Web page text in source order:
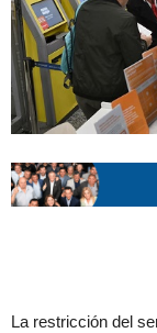
La restricción del